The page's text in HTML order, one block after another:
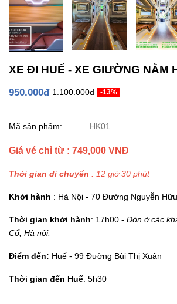
XE ĐI HUẾ - XE GIƯỜNG NẰM
950.000đ 1.100.000đ -13%
Mã sản phẩm: HK01
Giá vé chỉ từ : 749,000 VNĐ
Thời gian di chuyển : 12 giờ 30 phút
Khởi hành : Hà Nội - 70 Đường Nguyễn
Thời gian khởi hành: 17h00 - Đón ở các
Cổ, Hà nội.
Điểm đến: Huế - 99 Đường Bùi Thị Xuân
Thời gian đến Huế: 5h30